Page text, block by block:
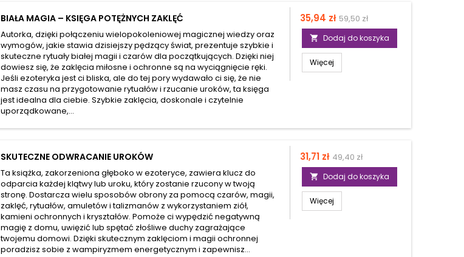
BIAŁA MAGIA – KSIĘGA POTĘŻNYCH ZAKLĘĆ
Autorka, dzięki połączeniu wielopokoleniowej magicznej wiedzy oraz
wymogów, jakie stawia dzisiejszy pędzący świat, prezentuje szybkie i
skuteczne rytuały białej magii i czarów dla początkujących. Dzięki niej
dowiesz się, że zaklęcia miłosne i ochronne są na wyciągnięcie ręki.
Jeśli ezoteryka jest ci bliska, ale do tej pory wydawało ci się, że nie
masz czasu na przygotowanie rytuałów i rzucanie uroków, ta księga
jest idealna dla ciebie. Szybkie zaklęcia, doskonale i czytelnie
uporządkowane,...
Cena
35,94 zł Cena
podstawowa
59,50 zł
 Dodaj do koszyka
Więcej
SKUTECZNE ODWRACANIE UROKÓW
Ta książka, zakorzeniona głęboko w ezoteryce, zawiera klucz do
odparcia każdej klątwy lub uroku, który zostanie rzucony w twoją
stronę. Dostarcza wielu sposobów obrony za pomocą czarów, magii,
zaklęć, rytuałów, amuletów i talizmanów z wykorzystaniem ziół,
kamieni ochronnych i kryształów. Pomoże ci wypędzić negatywną
magię z domu, uwięzić lub spętać złośliwe duchy zagrażające
twojemu domowi. Dzięki skutecznym zaklęciom i magii ochronnej
poradzisz sobie z wampiryzmem energetycznym i zapewnisz...
Cena
31,71 zł Cena
podstawowa
49,40 zł
 Dodaj do koszyka
Więcej